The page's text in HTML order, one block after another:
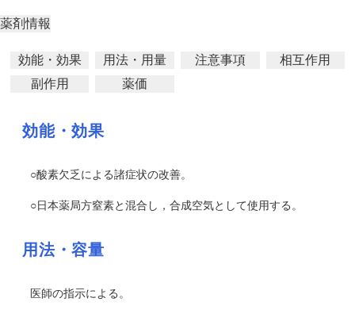
薬剤情報
効能・効果 用法・用量 注意事項
相互作用
副作用
薬価
効能・効果
○酸素欠乏による諸症状の改善。
○日本薬局方窒素と混合し，合成空気として使用する。
用法・容量
医師の指示による。